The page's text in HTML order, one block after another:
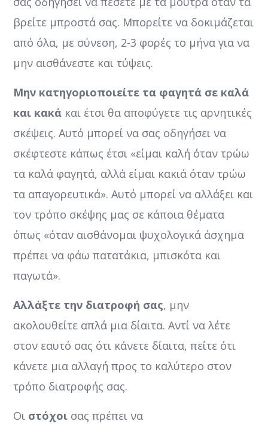
βρείτε μπροστά σας. Μπορείτε να δοκιμάζεται
από όλα, με σύνεση, 2-3 φορές το μήνα για να
μην αισθάνεστε και τύψεις.
Μην κατηγοριοποιείτε τα φαγητά σε καλά
και κακά και έτσι θα αποφύγετε τις αρνητικές
σκέψεις. Αυτό μπορεί να σας οδηγήσει να
σκέφτεστε κάπως έτσι «είμαι καλή όταν τρώω
τα καλά φαγητά, αλλά είμαι κακιά όταν τρώω
τα απαγορευτικά». Αυτό μπορεί να αλλάξει και
τον τρόπο σκέψης μας σε κάποια θέματα
όπως «όταν αισθάνομαι ψυχολογικά άσχημα
πρέπει να φάω πατατάκια, μπισκότα και
παγωτά».
Αλλάξτε την διατροφή σας, μην
ακολουθείτε απλά μια δίαιτα. Αντί να λέτε
στον εαυτό σας ότι κάνετε δίαιτα, πείτε ότι
κάνετε μια αλλαγή προς το καλύτερο στον
τρόπο διατροφής σας.
Οι στόχοι σας πρέπει να